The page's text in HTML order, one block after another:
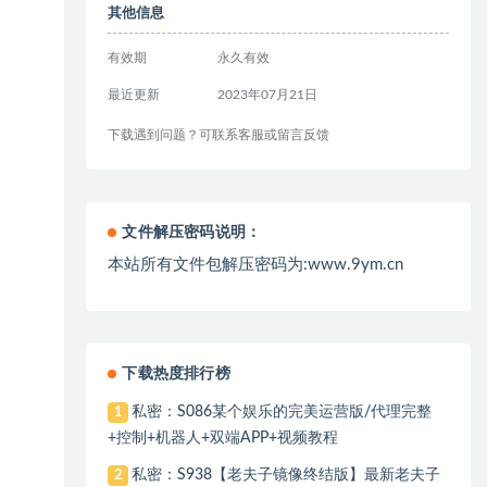
其他信息
有效期 永久有效
最近更新 2023年07月21日
下载遇到问题？可联系客服或留言反馈
文件解压密码说明：
本站所有文件包解压密码为:www.9ym.cn
下载热度排行榜
1
私密：S086某个娱乐的完美运营版/代理完整
+控制+机器人+双端APP+视频教程
2 私密：S938【老夫子镜像终结版】最新老夫子